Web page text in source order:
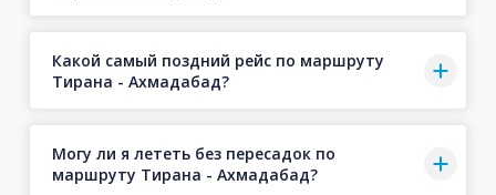
Какой самый поздний рейс по маршруту
Тирана - Ахмадабад?
Могу ли я лететь без пересадок по
маршруту Тирана - Ахмадабад?